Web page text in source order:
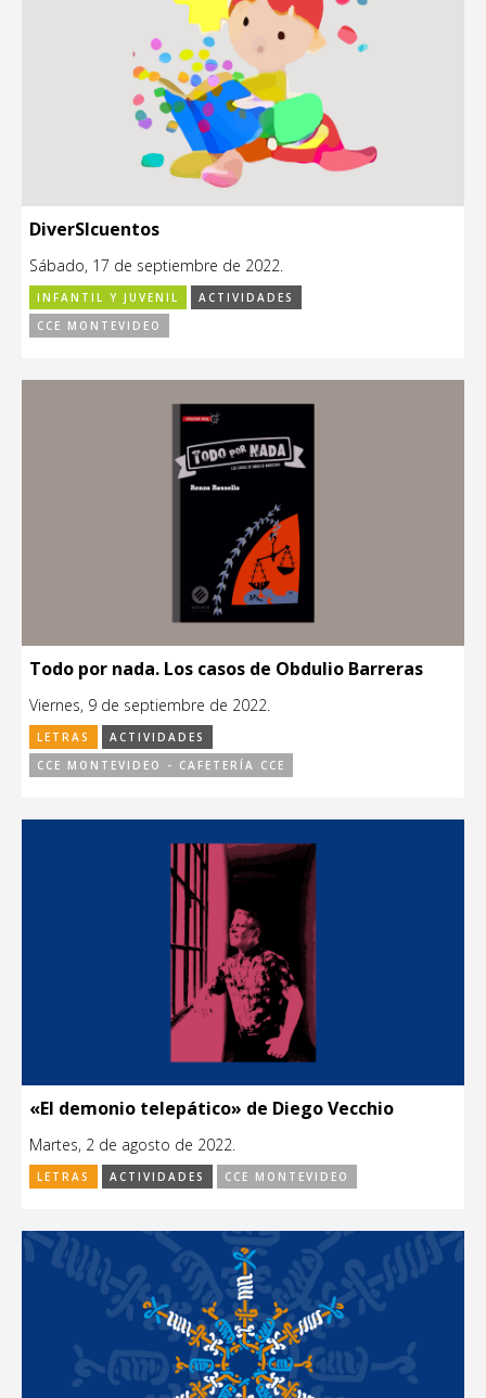
DiverSIcuentos
Sábado, 17 de septiembre de 2022.
INFANTIL Y JUVENIL
ACTIVIDADES
CCE MONTEVIDEO
Todo por nada. Los casos de Obdulio Barreras
Viernes, 9 de septiembre de 2022.
LETRAS
ACTIVIDADES
CCE MONTEVIDEO - CAFETERÍA CCE
«El demonio telepático» de Diego Vecchio
Martes, 2 de agosto de 2022.
LETRAS ACTIVIDADES CCE MONTEVIDEO